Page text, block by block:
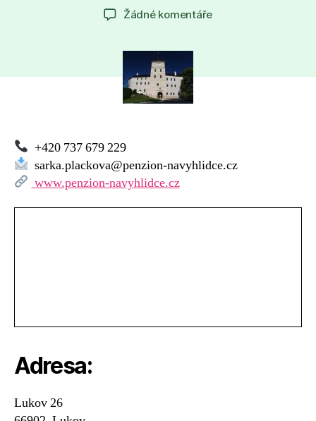
příspěvku
příspěvku
Žádné komentářeu
Penzion
+420 737 679 229
sarka.plackova@penzion-navyhlidce.cz
www.penzion-navyhlidce.cz
Adresa:
Lukov 26